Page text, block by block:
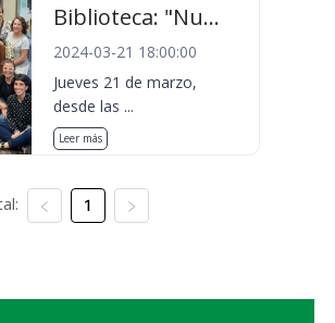
Biblioteca: "Nu...
2024-03-21 18:00:00
Jueves 21 de marzo,
desde las ...
Leer más
1